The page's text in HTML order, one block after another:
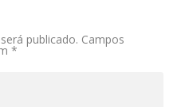
publicado. Campos
*